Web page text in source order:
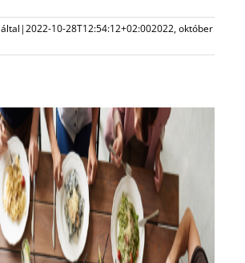
által|2022-10-28T12:54:12+02:002022, október